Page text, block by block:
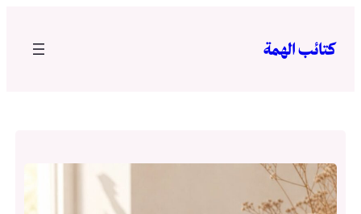
المحتوى
كتائب الهمة